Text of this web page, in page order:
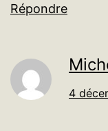
Répondre
4